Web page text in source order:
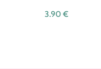
3.90 €